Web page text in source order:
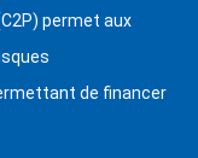
permet aux
de financer